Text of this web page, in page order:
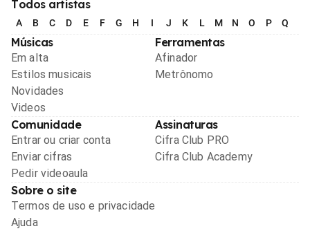
Todos artistas
A B C D E F G H I J K L M N O P Q
Músicas
Em alta
Estilos musicais
Novidades
Videos
Ferramentas
Afinador
Metrônomo
Comunidade
Entrar ou criar conta
Enviar cifras
Pedir videoaula
Assinaturas
Cifra Club PRO
Cifra Club Academy
Sobre o site
Termos de uso e privacidade
Ajuda